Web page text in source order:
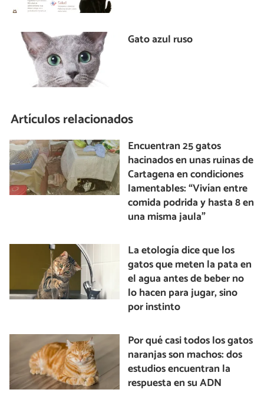
Gato azul ruso
Artículos relacionados
Encuentran 25 gatos
hacinados en unas ruinas de
Cartagena en condiciones
lamentables: “Vivían entre
comida podrida y hasta 8 en
una misma jaula”
La etología dice que los
gatos que meten la pata en
el agua antes de beber no
lo hacen para jugar, sino
por instinto
Por qué casi todos los gatos
naranjas son machos: dos
estudios encuentran la
respuesta en su ADN